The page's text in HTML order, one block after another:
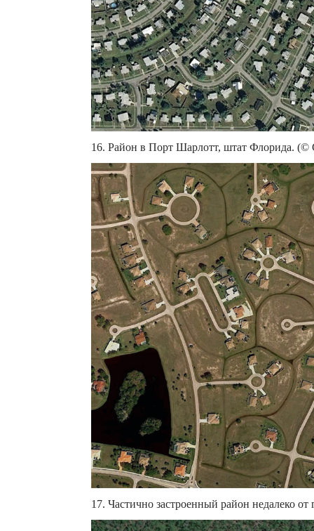
16. Район в Порт Шарлотт, штат Флорида. (©
17. Частично застроенный район недалеко